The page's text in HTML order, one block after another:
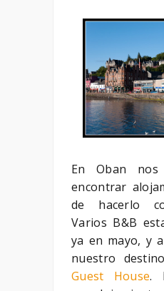
En Oban nos
encontrar
de hacerlo
Varios B&B
ya en mayo, y
nuestro
Guest House.